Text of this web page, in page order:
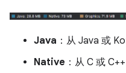
Java ：从 Java 或
Native ：从 C 或